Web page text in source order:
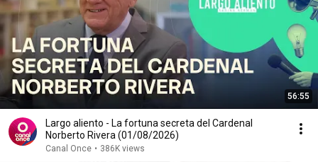
56:55
Largo aliento - La fortuna secreta del Cardenal
Norberto Rivera (01/08/2026)
Canal Once • 386K views